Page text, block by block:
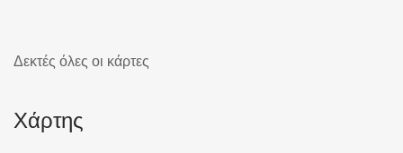
Δεκτές όλες οι κάρτες
Χάρτης